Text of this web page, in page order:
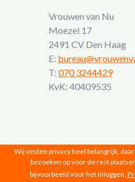
Vrouwen van Nu
Moezel 17
2491 CV Den Haag
E:
T: 070 3244429
KvK: 40409535
Vrouwen van Nu ©
Wij vinden privacy heel belangrijk,
bezoeken op voor de rest
bijvoorbeeld voor het inloggen.